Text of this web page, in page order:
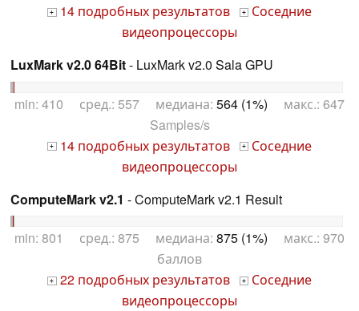
+ 14 подробных результатов +
Соседние
видеопроцессоры
LuxMark v2.0 64Bit- LuxMark v2.0 Sala GPU
min: 410 сред.: 557 медиана: 564 (1%) макс.: 647
Samples/s
+ 14 подробных результатов +
Соседние
видеопроцессоры
ComputeMark v2.1 - ComputeMark v2.1 Result
min: 801 сред.: 875 медиана: 875 (1%) макс.: 970
баллов
+ 22 подробных результатов +
Соседние
видеопроцессоры